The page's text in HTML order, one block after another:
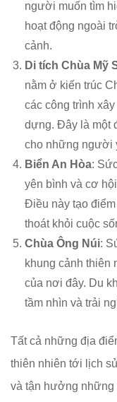
người muốn tìm
hoạt động ngoài
cảnh.
Di tích Chùa Mỹ
nằm ở kiến trúc
các công trình
dựng. Đây là một
cho những người
Biển An Hòa:
yên bình và cơ
Điều này tạo
thoát khỏi cuộc
Chùa Ông Núi:
khung cảnh thiên
của nơi đây. Du
tầm nhìn và trải
Tất cả những địa
thiên nhiên tới lịch
và tận hưởng những